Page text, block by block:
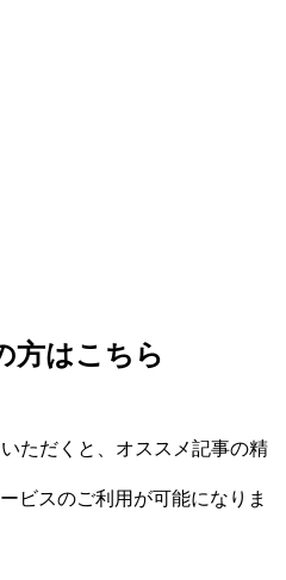
方はこちら
ただくと、オススメ記事の精
ビスのご利用が可能になりま